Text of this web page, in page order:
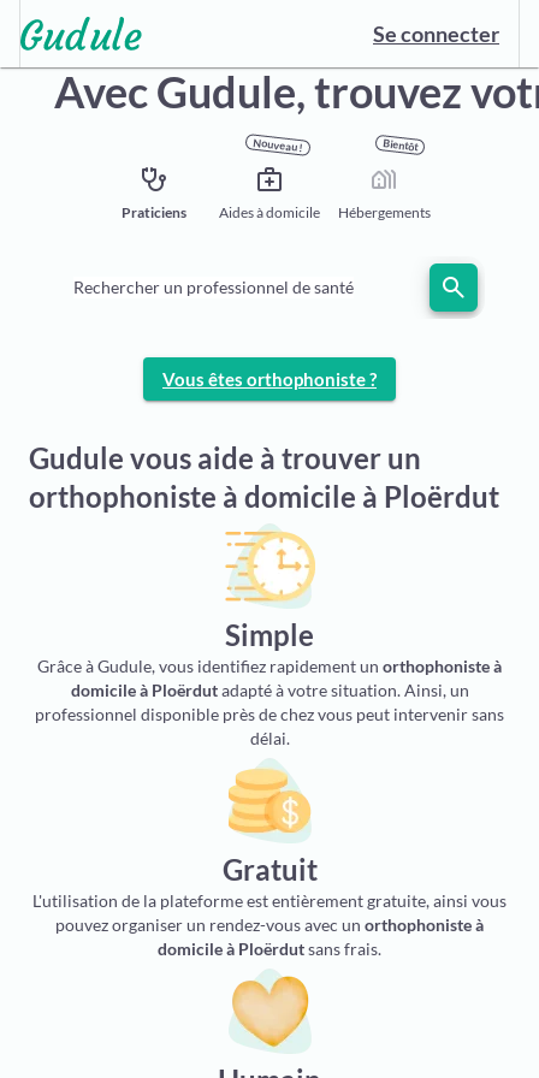
Se connecter
Avec Gudule, trouvez
stethoscope
Praticiens
Nouveau !
medical_services
Aides à domicile
Bientôt
holiday_village
Hébergements
Rechercher un professionnel de santé search
Vous êtes orthophoniste ?
Gudule vous aide à trouver un
orthophoniste à domicile à Ploërdut
Simple
Grâce à Gudule, vous identifiez rapidement un orthophoniste à
domicile à Ploërdutadapté à votre situation. Ainsi, un
professionnel disponible près de chez vous peut intervenir sans
délai.
Gratuit
L'utilisation de la plateforme est entièrement gratuite, ainsi vous
pouvez organiser un rendez-vous avec un orthophoniste à
domicile à Ploërdutsans frais.